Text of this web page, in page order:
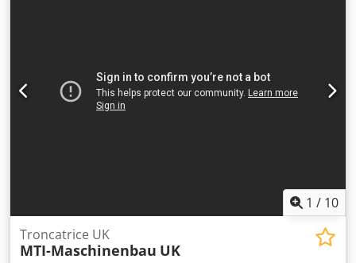
richiesta come automatismo di taglio-trapano o taglio-
punzonatura.
1 / 10
Troncatrice UK
MTI-Maschinenbau UK